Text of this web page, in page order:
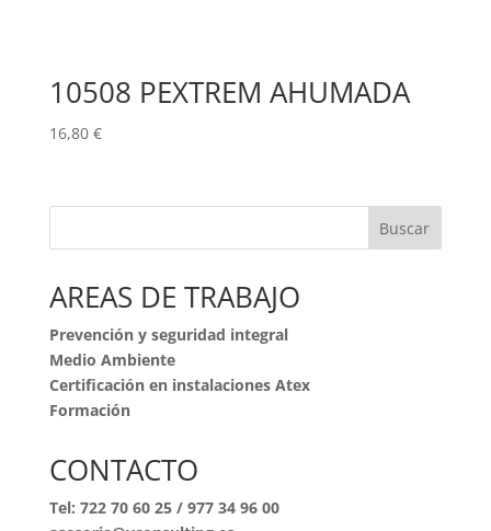
10508 PEXTREM AHUMADA
16,80 €
Buscar
AREAS DE TRABAJO
Prevención y seguridad integral
Medio Ambiente
Certificación en instalaciones Atex
Formación
CONTACTO
Tel: 722 70 60 25/ 977 34 96 00